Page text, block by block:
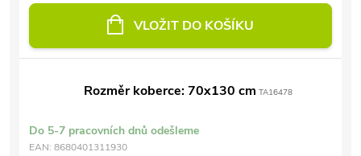
VLOŽIT DO KOŠÍKU
Rozměr koberce: 70x130 cm TA16478
Do 5-7 pracovních dnů odešleme
EAN: 8680401311930